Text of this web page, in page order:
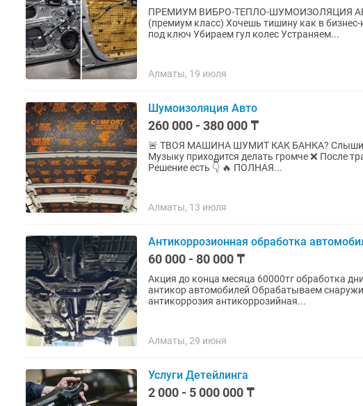
ПРЕМИУМ ВИБРО-ТЕПЛО-ШУМОИЗОЛЯЦИЯ
(премиум класс) Хочешь тишину как в
под ключ Убираем гул колес Устраняем...
Алматы, 19 июля
Шумоизоляция Авто
260 000 - 380 000 ₸
🚨 ТВОЯ МАШИНА ШУМИТ КАК БАНКА? Слышишь каждый камень, шум резины и гул дороги? ❌
Музыку приходится делать громче ❌ После
Решение есть 👇 🔥 ПОЛНАЯ...
Алматы, 13 июля
Антикоррозионная обработка
60 000 - 80 000 ₸
Акция до конца месяца 60000тг обработка днища
антикор автомобилей Обрабатываем
антикоррозия антикоррозийная...
Алматы, 29 июня
Услуги Детейлинга
2 000 - 5 000 000 ₸